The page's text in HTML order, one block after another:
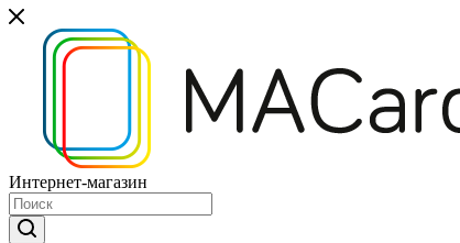
Интернет-магазин